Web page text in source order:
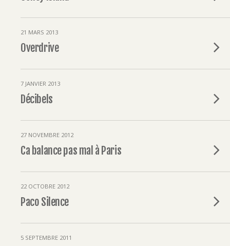
21 MARS 2013
Overdrive
7 JANVIER 2013
Décibels
27 NOVEMBRE 2012
Ca balance pas mal à Paris
22 OCTOBRE 2012
Paco Silence
5 SEPTEMBRE 2011